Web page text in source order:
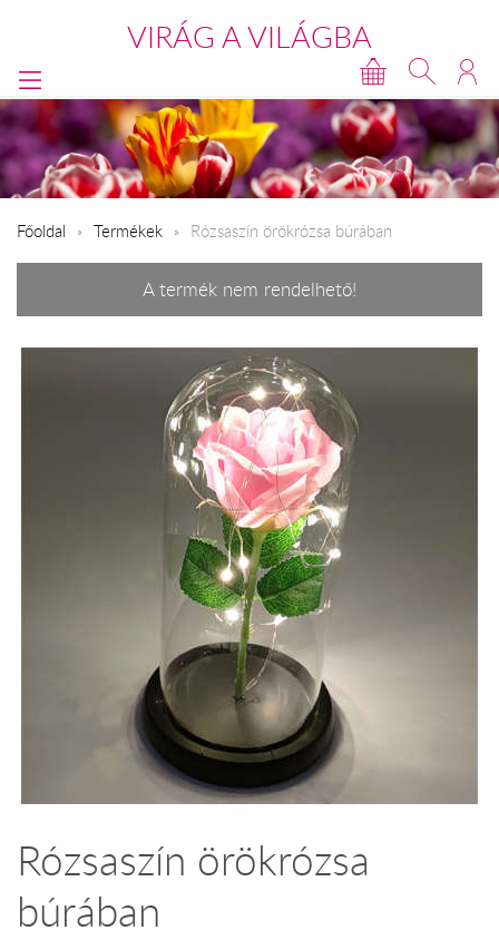
VIRÁG A VILÁGBA
Főoldal Termékek Rózsaszín örökrózsa búrában
A termék nem rendelhető!
Rózsaszín örökrózsa
búrában